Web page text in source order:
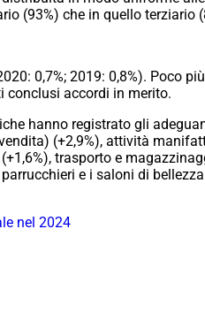
(93%) che in quello terziario
0,7%; 2019: 0,8%). Poco
conclusi accordi in merito.
hanno registrato gli
(+2,9%), attività
trasporto e
e i saloni di bellezza
nel 2024